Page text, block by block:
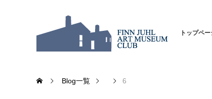
トップペ
Blog一覧 6